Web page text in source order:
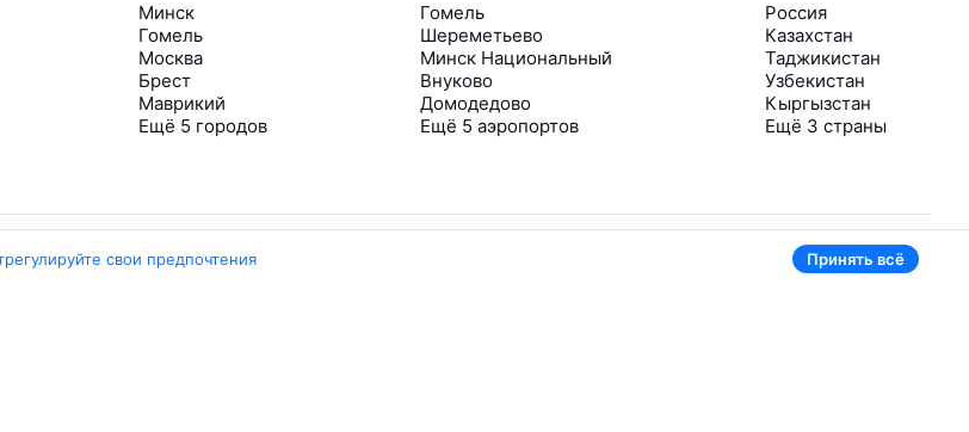
Минск
Гомель
Москва
Брест
Маврикий
Ещё 5 городов
Гомель
Шереметьево
Минск Национальный
Внуково
Домодедово
Ещё 5 аэропортов
Россия
Казахстан
Таджикистан
Узбекистан
Кыргызстан
Ещё 3 страны
свои предпочтения Принять всё